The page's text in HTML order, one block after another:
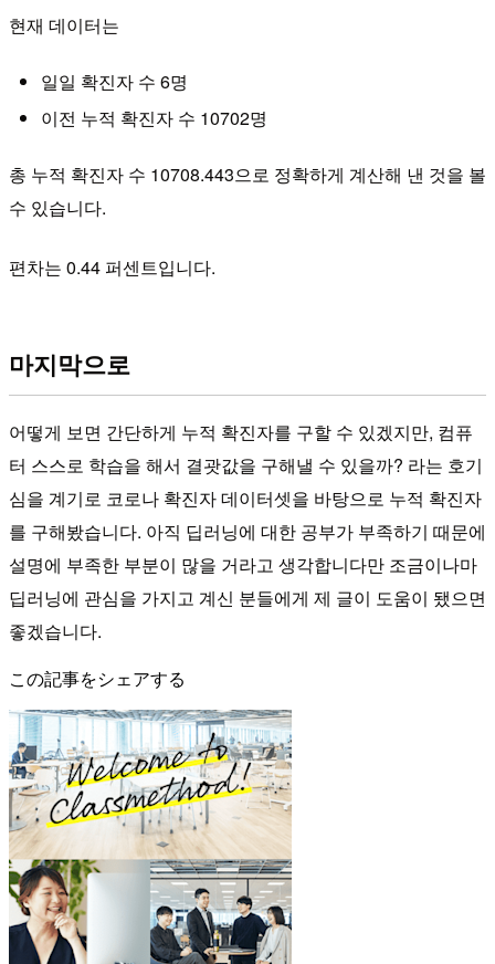
현재 데이터는
일일 확진자 수 6명
이전 누적 확진자 수 10702명
총 누적 확진자 수 10708.443으로 정확하게 계산해 낸 것을 볼
수 있습니다.
편차는 0.44 퍼센트입니다.
마지막으로
어떻게 보면 간단하게 누적 확진자를 구할 수 있겠지만, 컴퓨
터 스스로 학습을 해서 결괏값을 구해낼 수 있을까? 라는 호기
심을 계기로 코로나 확진자 데이터셋을 바탕으로 누적 확진자
를 구해봤습니다. 아직 딥러닝에 대한 공부가 부족하기 때문에
설명에 부족한 부분이 많을 거라고 생각합니다만 조금이나마
딥러닝에 관심을 가지고 계신 분들에게 제 글이 도움이 됐으면
좋겠습니다.
この記事をシェアする